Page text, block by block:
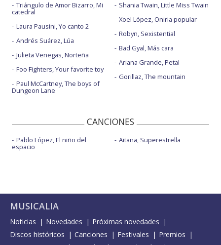
Triángulo de Amor Bizarro, Mi
catedral
Laura Pausini, Yo canto 2
Andrés Suárez, Lúa
Julieta Venegas, Norteña
Foo Fighters, Your favorite toy
Paul McCartney, The boys of
Dungeon Lane
Shania Twain, Little Miss Twain
Xoel López, Oniria popular
Robyn, Sexistential
Bad Gyal, Más cara
Ariana Grande, Petal
Gorillaz, The mountain
CANCIONES
Pablo López, El niño del
espacio
Aitana, Superestrella
MUSICALIA
Noticias Novedades
Próximas novedades
Discos históricos
Canciones Festivales
Premios